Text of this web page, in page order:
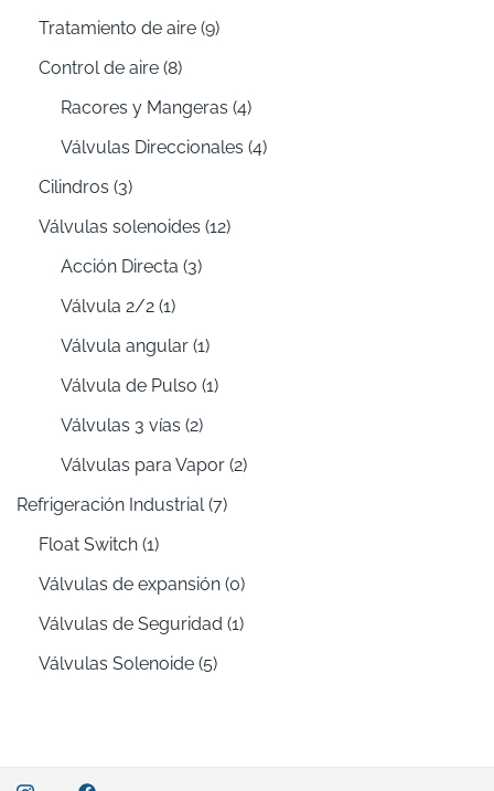
Tratamiento de aire (9)
Control de aire (8)
Racores y Mangeras (4)
Válvulas Direccionales (4)
Cilindros (3)
Válvulas solenoides (12)
Acción Directa (3)
Válvula 2/2 (1)
Válvula angular (1)
Válvula de Pulso (1)
Válvulas 3 vías (2)
Válvulas para Vapor (2)
Refrigeración Industrial (7)
Float Switch (1)
Válvulas de expansión (0)
Válvulas de Seguridad (1)
Válvulas Solenoide (5)